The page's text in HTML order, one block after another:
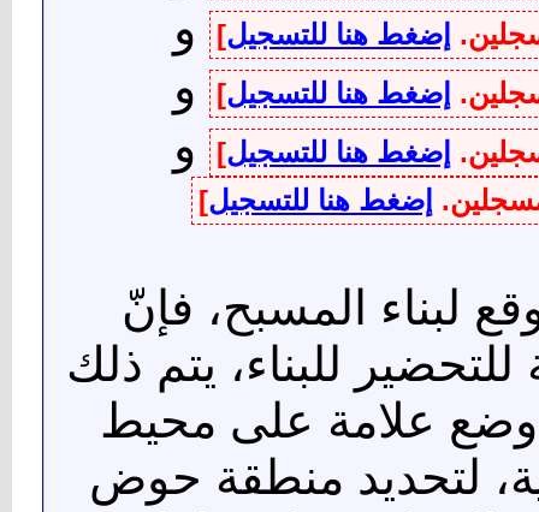
إضغط هنا للتسجيل] و
إضغط هنا للتسجيل] و
إضغط هنا للتسجيل] و
إضغط هنا للتسجيل]
لبناء المسبح، فإنّ
للبناء، يتم ذلك
وضع علامة على محيط
لتحديد منطقة حوض